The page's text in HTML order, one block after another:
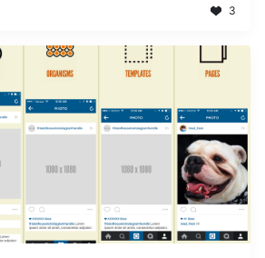
3